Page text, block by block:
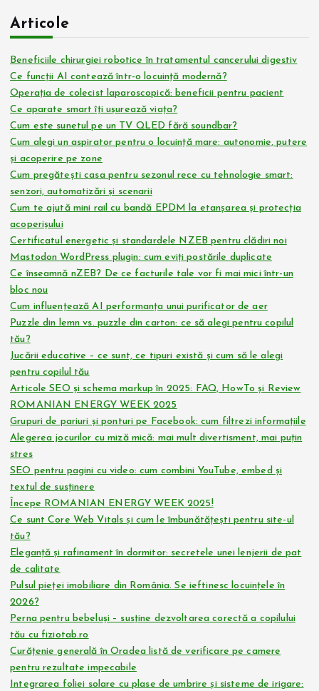
Articole
Beneficiile chirurgiei robotice în tratamentul cancerului digestiv
Ce funcții AI contează într-o locuință modernă?
Operația de colecist laparoscopică: beneficii pentru pacient
Ce aparate smart îți ușurează viața?
Cum este sunetul pe un TV QLED fără soundbar?
Cum alegi un aspirator pentru o locuință mare: autonomie, putere
și acoperire pe zone
Cum pregătești casa pentru sezonul rece cu tehnologie smart:
senzori, automatizări și scenarii
Cum te ajută mini rail cu bandă EPDM la etanșarea și protecția
acoperișului
Certificatul energetic și standardele NZEB pentru clădiri noi
Mastodon WordPress plugin: cum eviți postările duplicate
Ce înseamnă nZEB? De ce facturile tale vor fi mai mici într-un
bloc nou
Cum influențează AI performanța unui purificator de aer
Puzzle din lemn vs. puzzle din carton: ce să alegi pentru copilul
tău?
Jucării educative – ce sunt, ce tipuri există și cum să le alegi
pentru copilul tău
Articole SEO și schema markup în 2025: FAQ, HowTo și Review
ROMANIAN ENERGY WEEK 2025
Grupuri de pariuri și ponturi pe Facebook: cum filtrezi informațiile
Alegerea jocurilor cu miză mică: mai mult divertisment, mai puțin
stres
SEO pentru pagini cu video: cum combini YouTube, embed și
textul de susținere
Începe ROMANIAN ENERGY WEEK 2025!
Ce sunt Core Web Vitals și cum le îmbunătățești pentru site-ul
tău?
Eleganță și rafinament în dormitor: secretele unei lenjerii de pat
de calitate
Pulsul pieței imobiliare din România. Se ieftinesc locuințele în
2026?
Perna pentru bebeluși – susține dezvoltarea corectă a copilului
tău cu fiziotab.ro
Curățenie generală în Oradea listă de verificare pe camere
pentru rezultate impecabile
Integrarea foliei solare cu plase de umbrire și sisteme de irigare: